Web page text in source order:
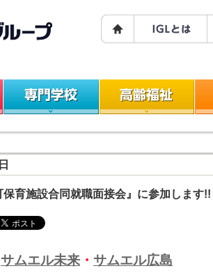
保育施設合同就職面接会』に参加します!!
サムエル未来 ・ サムエル広島